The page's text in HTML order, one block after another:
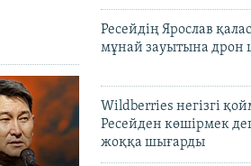
Ресейдің Ярослав
мұнай зауытына дрон
Wildberries негізгі
Ресейден көшірмек
жоққа шығарды